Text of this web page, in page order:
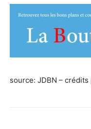
source: JDBN –